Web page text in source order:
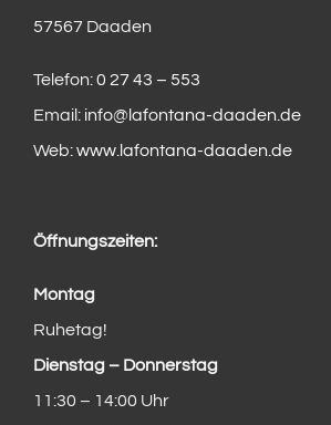
57567 Daaden
Telefon:0 27 43 – 553
Email: info@lafontana-daaden.de
Web:www.lafontana-daaden.de
Öffnungszeiten:
Montag
Ruhetag!
Dienstag – Donnerstag
11:30 – 14:00 Uhr